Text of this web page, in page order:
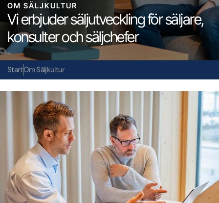
OM SÄLJKULTUR
Vi erbjuder säljutveckling för säljare,
konsulter och säljchefer
StartOm Säljkultur